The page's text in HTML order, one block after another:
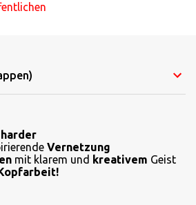
Vernetzung
mit klarem und kreativem Geist